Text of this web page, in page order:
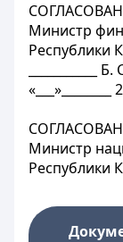
Министр
Республики
___________
«___»________
Министр
Республики